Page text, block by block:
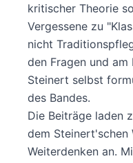
kritischer Theorie
Vergessene zu
nicht
den Fragen und
Steinert selbst
des Bandes.
Die Beiträge laden
dem Steinert'schen
Weiterdenken an.